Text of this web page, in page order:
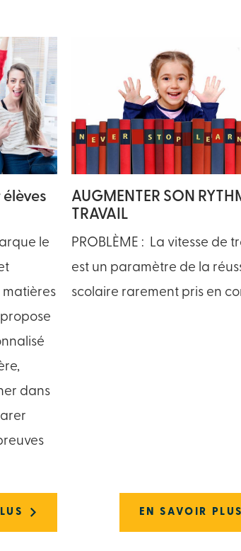
le
matières
dans
AUGMENTER SON
TRAVAIL
PROBLÈME : La vitesse de
est un paramètre de la
scolaire rarement pris en
EN SAVOIR